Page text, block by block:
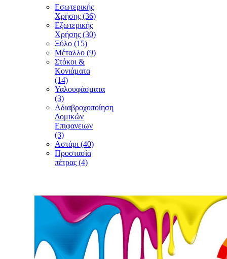
Εσωτερικής
Χρήσης (36)
Εξωτερικής
Χρήσης (30)
Ξύλο (15)
Μέταλλο (9)
Στόκοι &
Κονιάματα
(14)
Υαλουφάσματα
(3)
Αδιαβροχοποίηση
Δομικών
Επιφανειων
(3)
Αστάρι (40)
Προστασία
πέτρας (4)